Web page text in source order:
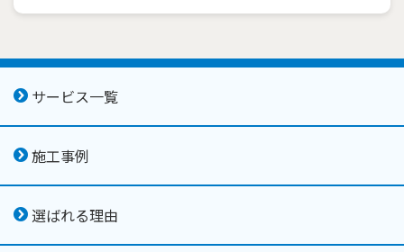
サービス一覧
施工事例
選ばれる理由